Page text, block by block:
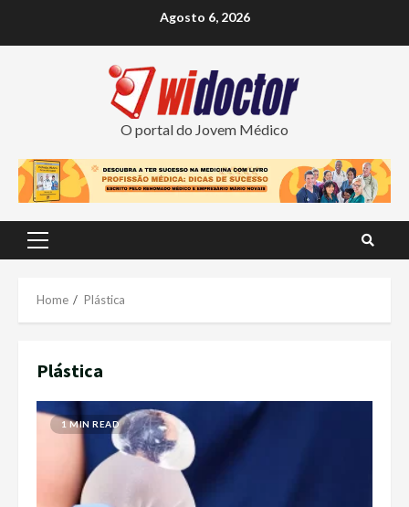
Agosto 6, 2026
O portal do Jovem Médico
Primary
Home Plástica
Plástica
1 MIN READ